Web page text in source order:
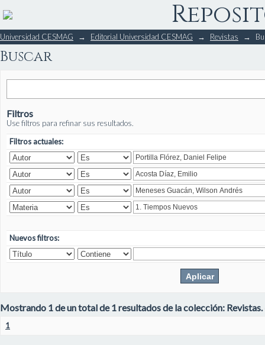
Buscar
Universidad CESMAG → Editorial Universidad CESMAG → Revistas →
Buscar
Filtros
Use filtros para refinar sus resultados.
Filtros actuales:
Nuevos filtros:
Mostrando 1 de un total de 1 resultados de la colección: Revistas.
1